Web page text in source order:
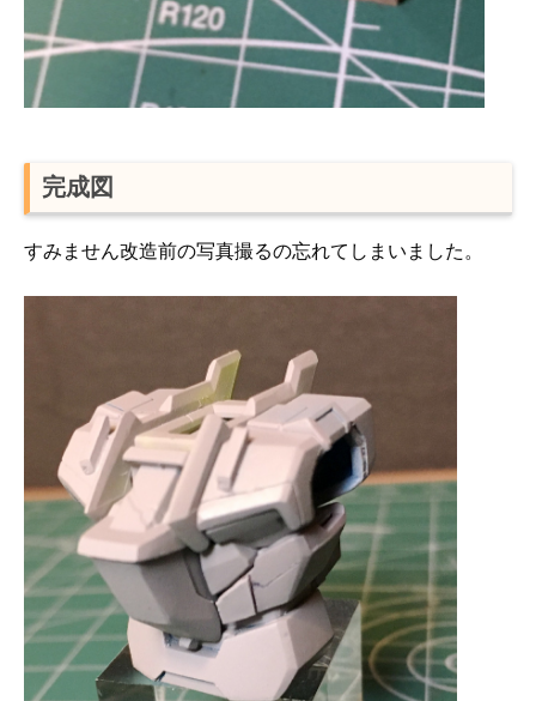
完成図
すみません改造前の写真撮るの忘れてしまいました。